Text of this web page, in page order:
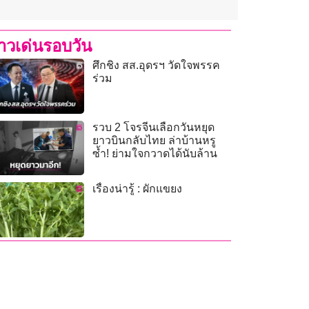
วเด่นรอบวัน
ศึกชิง สส.อุดรฯ วัดใจพรรค
ร่วม
รวบ 2 โจรจีนเลือกวันหยุด
ยาวบินกลับไทย ล่าบ้านหรู
ซ้ำ! ย่ามใจกวาดได้นับล้าน
เรื่องน่ารู้ : ผักแขยง